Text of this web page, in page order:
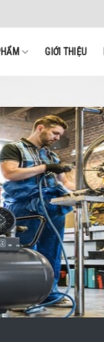
GIỚI THIỆU